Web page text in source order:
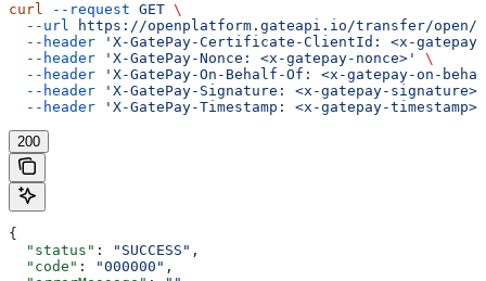
curl --request GET \
  --url
https://openplatform.gateapi.io/transfer/
  --header
'X-GatePay-Certificate-ClientId: <x-
  --header
'X-GatePay-Nonce: <x-gatepay-nonce>'
\
  --header
'X-GatePay-On-Behalf-Of: <x-gatepay-on-
  --header
'X-GatePay-Signature: <x-gatepay-signature>'
  --header
'X-GatePay-Timestamp: <x-gatepay-timestamp>'
200
{
  "status"
: "SUCCESS" ,
  "code"
: "000000" ,